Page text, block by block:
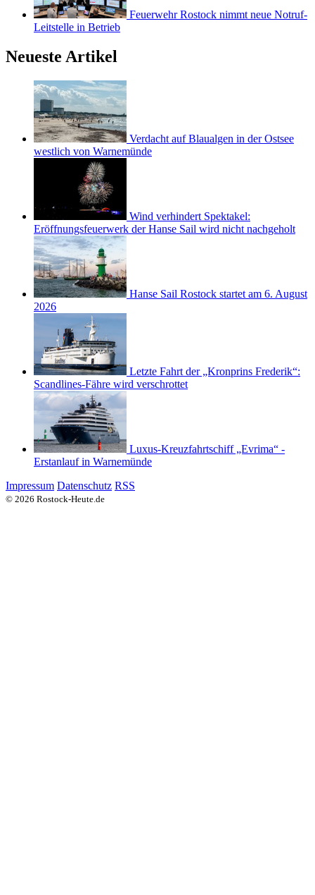
Feuerwehr Rostock nimmt neue Notruf-
Leitstelle in Betrieb
Neueste Artikel
Verdacht auf Blaualgen in der Ostsee
westlich von Warnemünde
Wind verhindert Spektakel:
Eröffnungsfeuerwerk der Hanse Sail wird nicht nachgeholt
Hanse Sail Rostock startet am 6. August
2026
Letzte Fahrt der „Kronprins Frederik“:
Scandlines-Fähre wird verschrottet
Luxus-Kreuzfahrtschiff „Evrima“ -
Erstanlauf in Warnemünde
Impressum Datenschutz RSS
© 2026 Rostock-Heute.de